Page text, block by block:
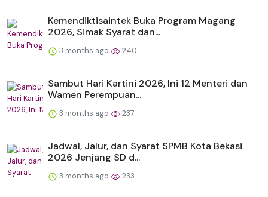
Kemendiktisaintek Buka Program Magang
2026, Simak Syarat dan...
3 months ago 240
Sambut Hari Kartini 2026, Ini 12 Menteri dan
Wamen Perempuan...
3 months ago 237
Jadwal, Jalur, dan Syarat SPMB Kota Bekasi
2026 Jenjang SD d...
3 months ago 233